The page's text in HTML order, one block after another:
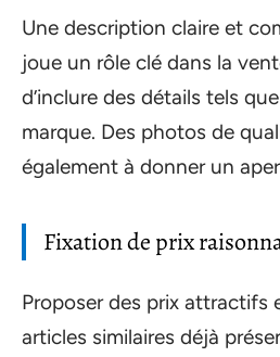
Une description claire et
joue un rôle clé dans la
d’inclure des détails tels
marque. Des photos de
également à donner un
Fixation de prix
Proposer des prix attractifs
articles similaires déjà